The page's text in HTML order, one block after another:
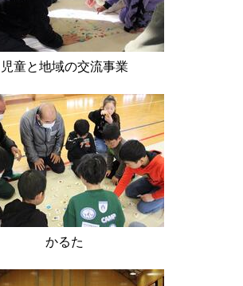
児童と地域の交流事業
かるた